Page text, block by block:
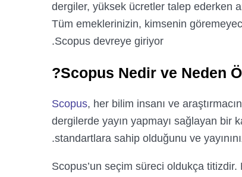
dergiler, yüksek ücretler talep ederken
Tüm emeklerinizin, kimsenin
Scopus devreye giriyor.
Scopus Nedir ve Neden
Scopus, her bilim insanı ve
dergilerde yayın yapmayı sağlayan bir
standartlara sahip olduğunu ve
Scopus’un seçim süreci oldukça titizdir.